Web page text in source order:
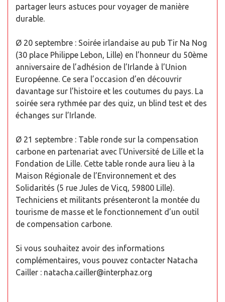
partager leurs astuces pour voyager de manière
durable.
Ø 20 septembre : Soirée irlandaise au pub Tir Na Nog
(30 place Philippe Lebon, Lille) en l’honneur du 50ème
anniversaire de l’adhésion de l’Irlande à l’Union
Européenne. Ce sera l’occasion d’en découvrir
davantage sur l’histoire et les coutumes du pays. La
soirée sera rythmée par des quiz, un blind test et des
échanges sur l’Irlande.
Ø 21 septembre : Table ronde sur la compensation
carbone en partenariat avec l’Université de Lille et la
Fondation de Lille. Cette table ronde aura lieu à la
Maison Régionale de l’Environnement et des
Solidarités (5 rue Jules de Vicq, 59800 Lille).
Techniciens et militants présenteront la montée du
tourisme de masse et le fonctionnement d’un outil
de compensation carbone.
Si vous souhaitez avoir des informations
complémentaires, vous pouvez contacter Natacha
Cailler : natacha.cailler@interphaz.org